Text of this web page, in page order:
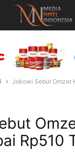
Jokowi Sebut Omzet
Rp510